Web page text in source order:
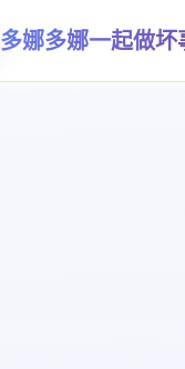
多娜多娜一起做坏